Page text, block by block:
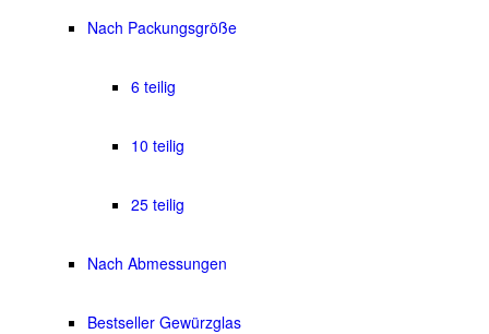
Nach Packungsgröße
6 teilig
10 teilig
25 teilig
Nach Abmessungen
Bestseller Gewürzglas